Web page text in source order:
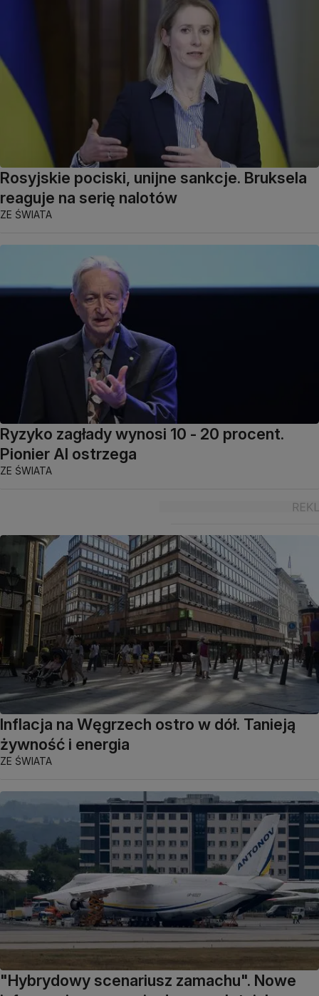
Rosyjskie pociski, unijne sankcje. Bruksela
reaguje na serię nalotów
ZE ŚWIATA
Ryzyko zagłady wynosi 10 - 20 procent.
Pionier AI ostrzega
ZE ŚWIATA
Inflacja na Węgrzech ostro w dół. Tanieją
żywność i energia
ZE ŚWIATA
"Hybrydowy scenariusz zamachu". Nowe